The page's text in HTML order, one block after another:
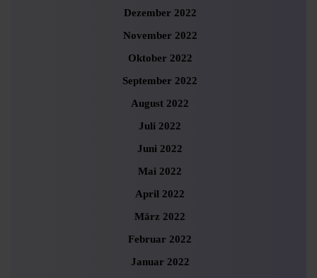
Dezember 2022
November 2022
Oktober 2022
September 2022
August 2022
Juli 2022
Juni 2022
Mai 2022
April 2022
März 2022
Februar 2022
Januar 2022